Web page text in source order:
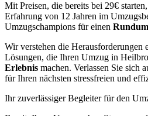
Mit Preisen, die bereits bei 29€
Erfahrung von 12 Jahren im
Umzugschampions für einen
Wir verstehen die Herausforderungen
Lösungen, die Ihren Umzug in
Erlebnis machen. Verlassen Sie sich
für Ihren nächsten stressfreien und
Ihr zuverlässiger Begleiter für den